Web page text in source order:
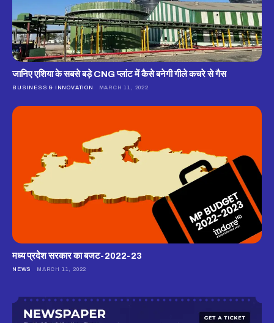
जानिए एशिया के सबसे बड़े CNG प्लांट में कैसे बनेगी गीले कचरे से गैस
BUSINESS & INNOVATION MARCH 11, 2022
मध्य प्रदेश सरकार का बजट-2022-23
NEWS MARCH 11, 2022